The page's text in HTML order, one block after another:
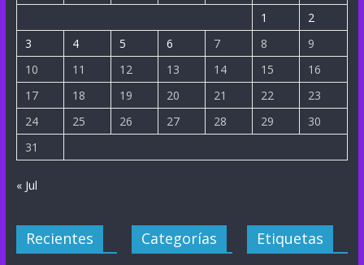
1
2
3
4 5 6 7 8
9
10
11 12 13 14 15
16
17
18 19 20 21 22
23
24
25 26 27 28 29
30
31
« Jul
Recientes Categorías Etiquetas